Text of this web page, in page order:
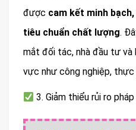
được cam kết minh
tiêu chuẩn chất lượng.
mắt đối tác, nhà đầu tư và
vực như công nghiệp,
3. Giảm thiểu rủi ro